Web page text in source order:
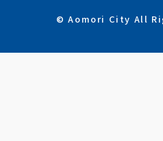
© Aomori City All